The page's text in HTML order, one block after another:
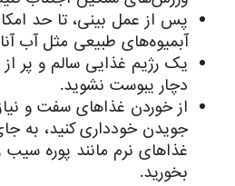
پس از عمل بینی، تا حد
آبمیوه‌های طبیعی مثل آب
یک رژیم غذایی سالم و پر از
دچار یبوست نشوید.
از خوردن غذاهای سفت و
جویدن خودداری کنید، به
غذاهای نرم مانند پوره
بخورید.